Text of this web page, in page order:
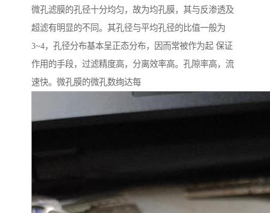
微孔滤膜的孔径十分均匀，故为均孔膜，其与反渗透及
超滤有明显的不同。其孔径与平均孔径的比值一般为
3~4，孔径分布基本呈正态分布，因而常被作为起 保证
作用的手段，过滤精度高，分离效率高。孔隙率高，流
速快。微孔膜的微孔数绚达每